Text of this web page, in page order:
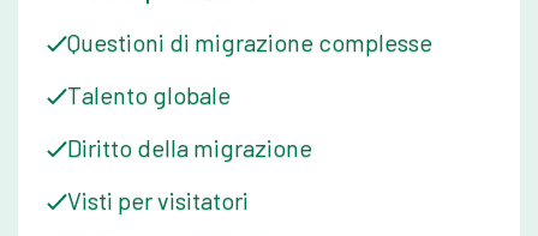
Questioni di migrazione complesse
Talento globale
Diritto della migrazione
Visti per visitatori